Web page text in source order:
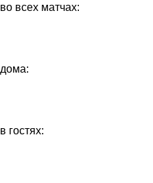
всех матчах:
гостях: